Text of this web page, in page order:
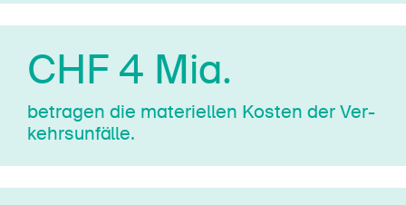
CHF 4 Mia.
betragen die materiellen Kosten der Ver­
kehrs­un­fäl­le.